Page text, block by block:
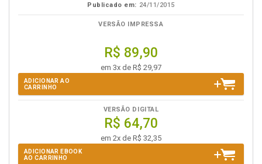
Publicado em: 24/11/2015
VERSÃO IMPRESSA
R$ 89,90
em 3x de R$ 29,97
ADICIONAR AO
CARRINHO
VERSÃO DIGITAL
R$ 64,70
em 2x de R$ 32,35
ADICIONAR EBOOK
AO CARRINHO